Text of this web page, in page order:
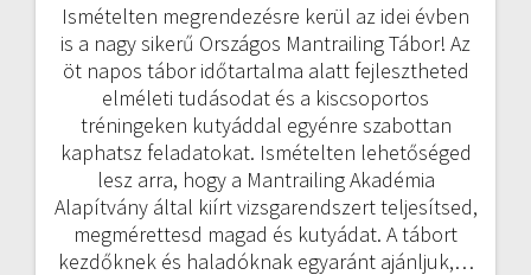
Ismételten megrendezésre kerül az idei évben
is a nagy sikerű Országos Mantrailing Tábor! Az
öt napos tábor időtartalma alatt fejlesztheted
elméleti tudásodat és a kiscsoportos
tréningeken kutyáddal egyénre szabottan
kaphatsz feladatokat. Ismételten lehetőséged
lesz arra, hogy a Mantrailing Akadémia
Alapítvány által kiírt vizsgarendszert teljesítsed,
megmérettesd magad és kutyádat. A tábort
kezdőknek és haladóknak egyaránt ajánljuk,…